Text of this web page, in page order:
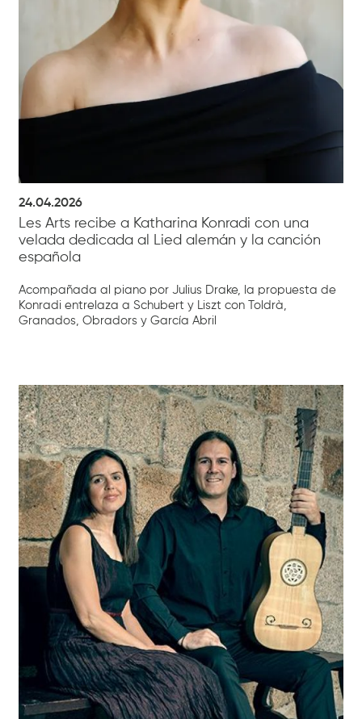
24.04.2026
Les Arts recibe a Katharina Konradi con una
velada dedicada al Lied alemán y la canción
española
Acompañada al piano por Julius Drake, la propuesta de
Konradi entrelaza a Schubert y Liszt con Toldrà,
Granados, Obradors y García Abril